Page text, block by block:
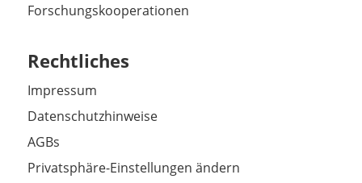
Forschungskooperationen
Rechtliches
Impressum
Datenschutzhinweise
AGBs
Privatsphäre-Einstellungen ändern